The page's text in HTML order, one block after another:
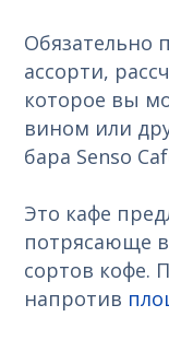
Обязательно
ассорти,
которое вы
вином или
бара Senso
Это кафе
потрясающе
сортов кофе.
напротив